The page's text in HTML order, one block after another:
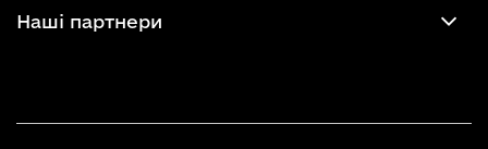
Наші партнери